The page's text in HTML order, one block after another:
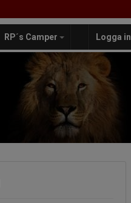
RP´s Camper Logga in